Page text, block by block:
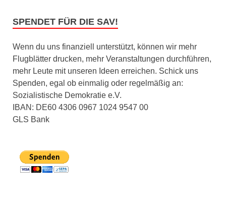
SPENDET FÜR DIE SAV!
Wenn du uns finanziell unterstützt, können wir mehr
Flugblätter drucken, mehr Veranstaltungen durchführen,
mehr Leute mit unseren Ideen erreichen. Schick uns
Spenden, egal ob einmalig oder regelmäßig an:
Sozialistische Demokratie e.V.
IBAN: DE60 4306 0967 1024 9547 00
GLS Bank